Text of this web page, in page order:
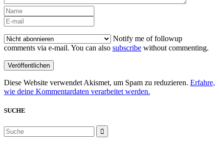
Notify me of followup
comments via e-mail. You can also subscribe without commenting.
Diese Website verwendet Akismet, um Spam zu reduzieren. Erfahre,
wie deine Kommentardaten verarbeitet werden.
SUCHE